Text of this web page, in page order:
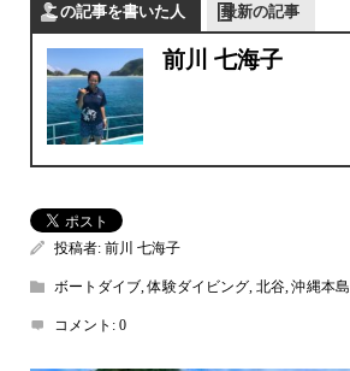
この記事を書いた人 最新の記事
前川 七海子
投稿者: 前川 七海子
ボートダイブ,体験ダイビング, 北谷,沖縄本島
コメント: 0